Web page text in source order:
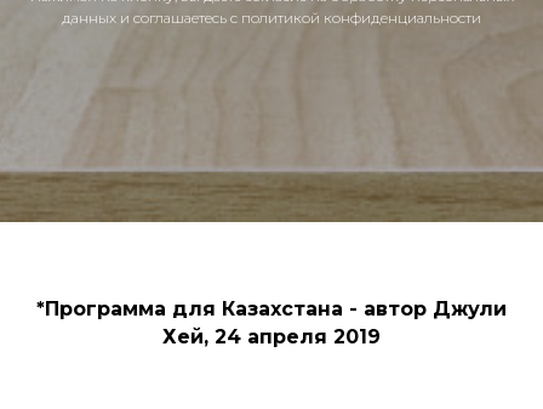
данных и соглашаетесь c политикой конфиденциальности
*Программа для Казахстана - автор Джули
Хей, 24 апреля 2019